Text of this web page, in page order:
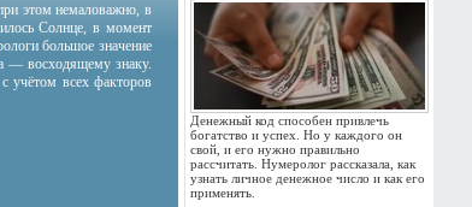
Денежный код способен привлечь
богатство и успех. Но у каждого он
свой, и его нужно правильно
рассчитать. Нумеролог рассказала, как
узнать личное денежное число и как его
применять.
этом немаловажно, в
Солнце, в момент
большое значение
— восходящему знаку.
учётом всех факторов